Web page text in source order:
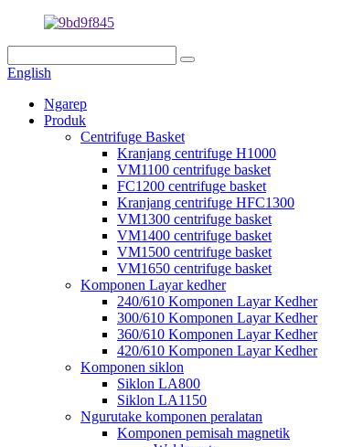
English
Ngarep
Produk
Centrifuge Basket
Kranjang centrifuge H1000
VM1100 centrifuge basket
FC1200 centrifuge basket
Kranjang centrifuge HFC1300
VM1300 centrifuge basket
VM1400 centrifuge basket
VM1500 centrifuge basket
VM1650 centrifuge basket
Komponen Layar kedher
240/610 Komponen Layar Kedher
300/610 Komponen Layar Kedher
360/610 Komponen Layar Kedher
420/610 Komponen Layar Kedher
Komponen siklon
Siklon LA800
Siklon LA1150
Ngurutake komponen peralatan
Komponen pemisah magnetik